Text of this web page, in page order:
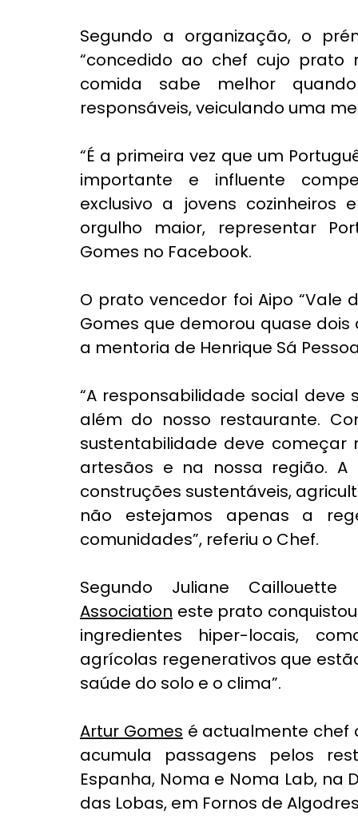
Segundo a organização, o
“concedido ao chef cujo
comida sabe melhor
responsáveis, veiculando uma
“É a primeira vez que um
importante e influente
exclusivo a jovens
orgulho maior, representar
Gomes no Facebook.
O prato vencedor foi Aipo “Vale
Gomes que demorou quase
a mentoria de Henrique Sá
“A responsabilidade social
além do nosso restaurante.
sustentabilidade deve começar
artesãos e na nossa região.
construções sustentáveis,
não estejamos apenas a
comunidades”, referiu o Chef.
Segundo Juliane
Association este prato
ingredientes hiper-locais,
agrícolas regenerativos que
saúde do solo e o clima”.
Artur Gomes é actualmente chef
acumula passagens pelos
Espanha, Noma e Noma Lab, na
das Lobas, em Fornos de